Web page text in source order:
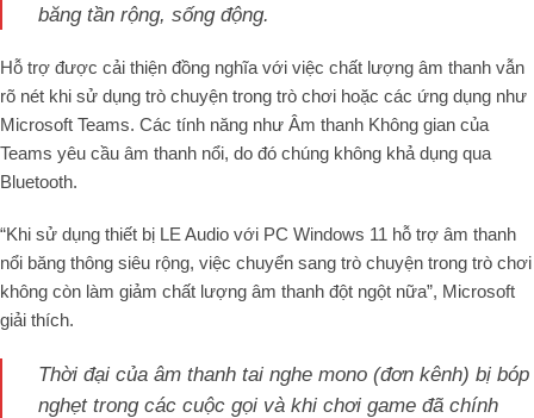
băng tần rộng, sống động.
Hỗ trợ được cải thiện đồng nghĩa với việc chất lượng âm thanh vẫn
rõ nét khi sử dụng trò chuyện trong trò chơi hoặc các ứng dụng như
Microsoft Teams. Các tính năng như Âm thanh Không gian của
Teams yêu cầu âm thanh nổi, do đó chúng không khả dụng qua
Bluetooth.
“Khi sử dụng thiết bị LE Audio với PC Windows 11 hỗ trợ âm thanh
nổi băng thông siêu rộng, việc chuyển sang trò chuyện trong trò chơi
không còn làm giảm chất lượng âm thanh đột ngột nữa”, Microsoft
giải thích.
Thời đại của âm thanh tai nghe mono (đơn kênh) bị bóp
nghẹt trong các cuộc gọi và khi chơi game đã chính